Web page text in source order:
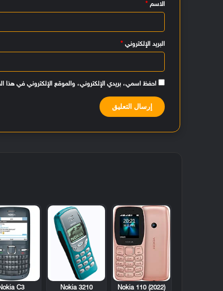
الاسم*
البريد الإلكتروني*
احفظ اسمي، بريدي الإلكتروني، والموقع الإلكتروني في هذا
Nokia 110 (2022)
Nokia 3210
C3